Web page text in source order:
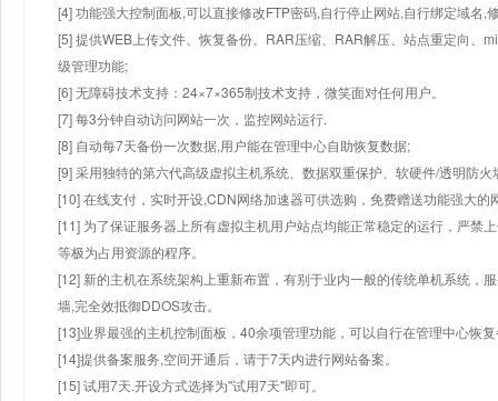
[4] 功能强大控制面板,可以直接修改FTP密码,自行停止网站,自行绑定域名,
[5] 提供WEB上传文件、恢复备份、RAR压缩、RAR解压、站点重定向、
级管理功能;
[6] 无障碍技术支持：24×7×365制技术支持，微笑面对任何用户。
[7] 每3分钟自动访问网站一次，监控网站运行.
[8] 自动每7天备份一次数据,用户能在管理中心自助恢复数据;
[9] 采用独特的第六代高级虚拟主机系统、数据双重保护、软硬件/透明防火
[10] 在线支付，实时开设,CDN网络加速器可供选购，免费赠送功能强大
[11] 为了保证服务器上所有虚拟主机用户站点均能正常稳定的运行，严禁
等极为占用资源的程序。
[12] 新的主机在系统架构上重新布置，有别于业内一般的传统单机系统，
墙,完全效抵御DDOS攻击。
[13]业界最强的主机控制面板，40余项管理功能，可以自行在管理中心恢
[14]提供备案服务,空间开通后，请于7天内进行网站备案。
[15] 试用7天.开设方式选择为"试用7天"即可。